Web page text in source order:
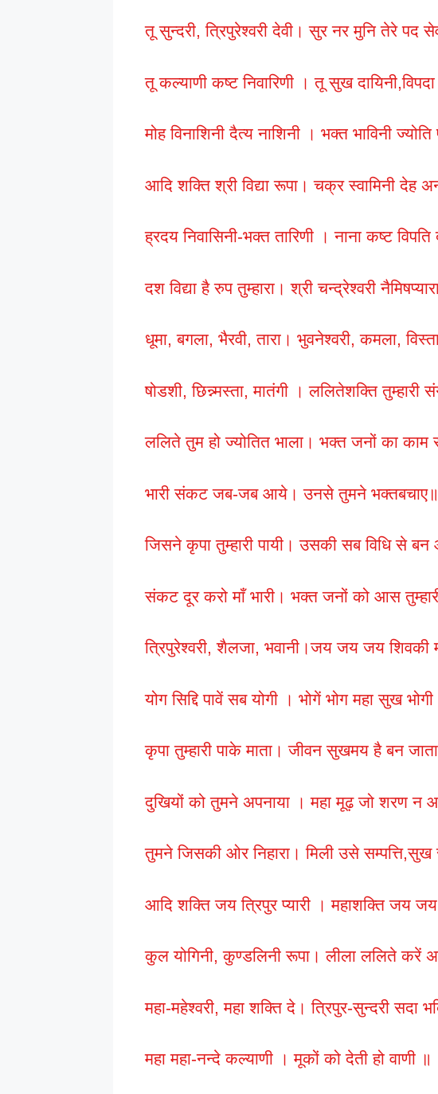
तू सुन्दरी, त्रिपुरेश्वरी देवी। सुर नर मुनि तेरे पद
तू कल्याणी कष्ट निवारिणी । तू सुख दायिनी,विपदा
मोह विनाशिनी दैत्य नाशिनी । भक्त भाविनी
आदि शक्ति श्री विद्या रूपा। चक्र स्वामिनी देह
ह्रदय निवासिनी-भक्त तारिणी । नाना कष्ट विपति
दश विद्या है रुप तुम्हारा। श्री चन्द्रेश्वरी
धूमा, बगला, भैरवी, तारा। भुवनेश्वरी, कमला,
षोडशी, छिन्न्मस्ता, मातंगी । ललितेशक्ति तुम्हारी
ललिते तुम हो ज्योतित भाला। भक्त जनों का काम
भारी संकट जब-जब आये। उनसे तुमने भक्तबचाए॥
जिसने कृपा तुम्हारी पायी। उसकी सब विधि से
संकट दूर करो माँ भारी। भक्त जनों को आस
त्रिपुरेश्वरी, शैलजा, भवानी।जय जय जय शिवकी
योग सिद्दि पावें सब योगी । भोगें भोग महा सुख
कृपा तुम्हारी पाके माता। जीवन सुखमय है बन
दुखियों को तुमने अपनाया । महा मूढ़ जो शरण न
तुमने जिसकी ओर निहारा। मिली उसे सम्पत्ति,सुख
आदि शक्ति जय त्रिपुर प्यारी । महाशक्ति जय
कुल योगिनी, कुण्डलिनी रूपा। लीला ललिते करें
महा-महेश्वरी, महा शक्ति दे। त्रिपुर-सुन्दरी सदा
महा महा-नन्दे कल्याणी । मूकों को देती हो वाणी ॥